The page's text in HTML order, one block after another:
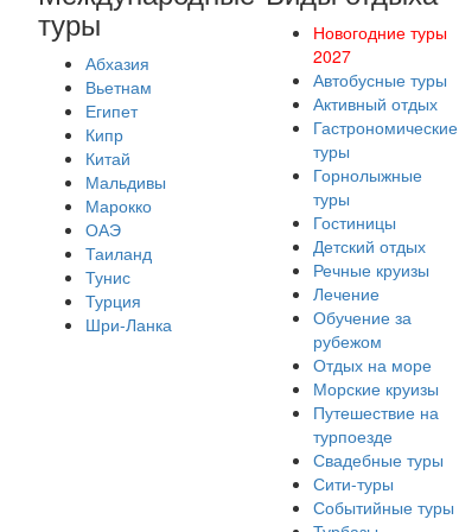
туры
Абхазия
Вьетнам
Египет
Кипр
Китай
Мальдивы
Марокко
ОАЭ
Таиланд
Тунис
Турция
Шри-Ланка
Новогодние туры
2027
Автобусные туры
Активный отдых
Гастрономические
туры
Горнолыжные
туры
Гостиницы
Детский отдых
Речные круизы
Лечение
Обучение за
рубежом
Отдых на море
Морские круизы
Путешествие на
турпоезде
Свадебные туры
Сити-туры
Событийные туры